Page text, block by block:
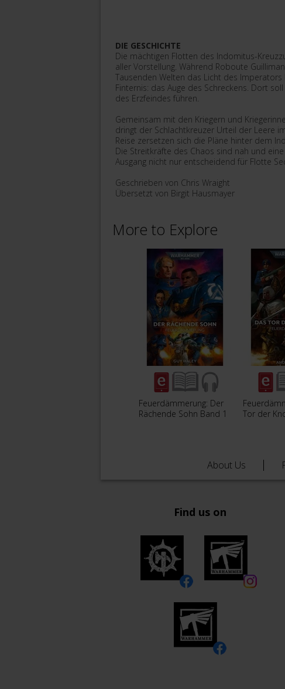
DIE GESCHICHTE
Die mächtigen Flotten des Indomitus-
aller Vorstellung. Während Roboute
Tausenden Welten das Licht des
Finternis: das Auge des Schreckens. Dort
des Erzfeindes führen.
Gemeinsam mit den Kriegern und
dringt der Schlachtkreuzer Urteil der Leere
Reise zersetzen sich die Pläne hinter dem
Die Streitkräfte des Chaos sind nah und
Ausgang nicht nur entscheidend für Flotte
Geschrieben von Chris Wraight
Übersetzt von Birgit Hausmayer
More to Explore
Feuerdämmerung: Der
Rächende Sohn Band 1
Tor der
About Us
Find us on